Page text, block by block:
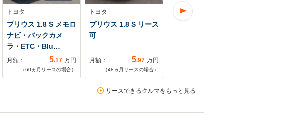
トヨタ
プリウス 1.8 S メモロ
ナビ・バックカメ
ラ・ETC・Blu…
月額： 5.17 万円
（60ヵ月リースの場合）
トヨタ
プリウス 1.8 S リース
可
月額： 5.97 万円
（48 ヵ月リースの場合）
トヨタ
リースできるクルマをもっと見る